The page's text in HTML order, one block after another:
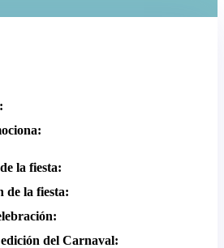
la fiesta:
de la fiesta:
del Carnaval: